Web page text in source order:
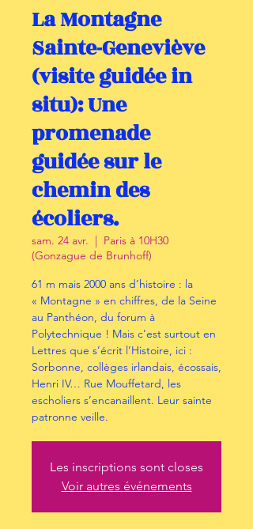
La Montagne
Sainte-Geneviève
(visite guidée in
situ): Une
promenade
guidée sur le
chemin des
écoliers.
sam. 24 avr.
  |
Paris à 10H30
(Gonzague de Brunhoff)
61 m mais 2000 ans d’histoire : la
« Montagne » en chiffres, de la Seine
au Panthéon, du forum à
Polytechnique ! Mais c’est surtout en
Lettres que s’écrit l’Histoire, ici :
Sorbonne, collèges irlandais, écossais,
Henri IV… Rue Mouffetard, les
escholiers s’encanaillent. Leur sainte
patronne veille.
Les inscriptions sont closes
Voir autres événements